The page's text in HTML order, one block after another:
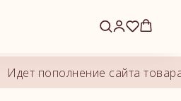
пополнение сайта